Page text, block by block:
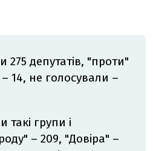
275 депутатів, "проти"
14, не голосували –
групи і
– 209, "Довіра" –